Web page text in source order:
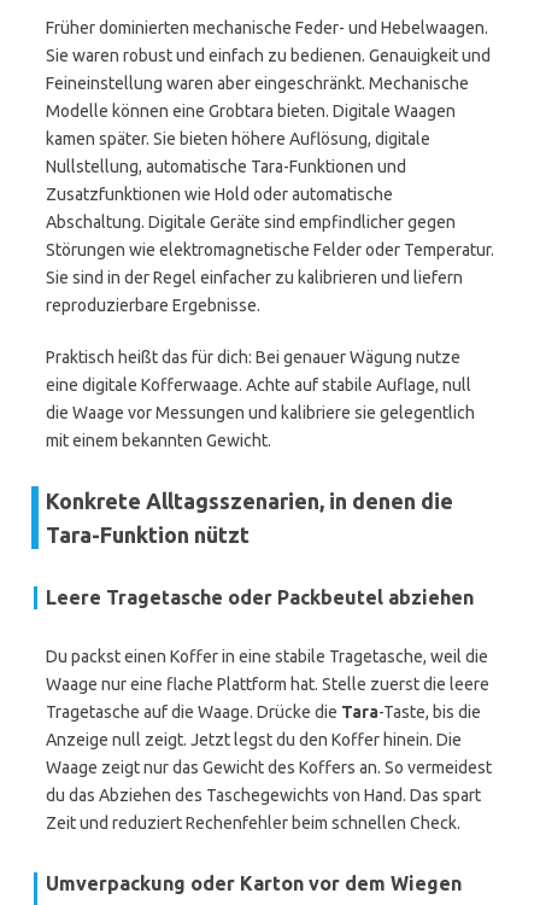
Früher dominierten mechanische Feder- und Hebelwaagen.
Sie waren robust und einfach zu bedienen. Genauigkeit und
Feineinstellung waren aber eingeschränkt. Mechanische
Modelle können eine Grobtara bieten. Digitale Waagen
kamen später. Sie bieten höhere Auflösung, digitale
Nullstellung, automatische Tara-Funktionen und
Zusatzfunktionen wie Hold oder automatische
Abschaltung. Digitale Geräte sind empfindlicher gegen
Störungen wie elektromagnetische Felder oder Temperatur.
Sie sind in der Regel einfacher zu kalibrieren und liefern
reproduzierbare Ergebnisse.
Praktisch heißt das für dich: Bei genauer Wägung nutze
eine digitale Kofferwaage. Achte auf stabile Auflage, null
die Waage vor Messungen und kalibriere sie gelegentlich
mit einem bekannten Gewicht.
Konkrete Alltagsszenarien, in denen die
Tara-Funktion nützt
Leere Tragetasche oder Packbeutel abziehen
Du packst einen Koffer in eine stabile Tragetasche, weil die
Waage nur eine flache Plattform hat. Stelle zuerst die leere
Tragetasche auf die Waage. Drücke die Tara-Taste, bis die
Anzeige null zeigt. Jetzt legst du den Koffer hinein. Die
Waage zeigt nur das Gewicht des Koffers an. So vermeidest
du das Abziehen des Taschegewichts von Hand. Das spart
Zeit und reduziert Rechenfehler beim schnellen Check.
Umverpackung oder Karton vor dem Wiegen